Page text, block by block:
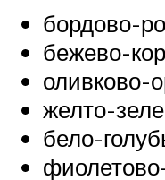
бордово-
бежево-
оливково-
желто-
бело-